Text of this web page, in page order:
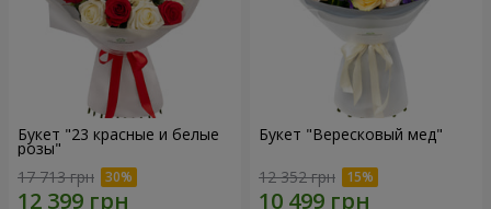
Букет "23 красные и белые
розы"
17 713 грн
Букет "Вересковый мед"
12 352 грн